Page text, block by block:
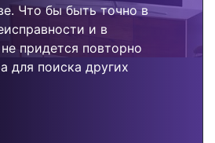
Что бы быть точно в
и в
придется повторно
для поиска других